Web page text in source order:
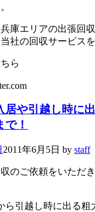
庫エリアの出張回収
社の回収サービス
ら
居や引越し時に
！
2011年6月5日 by staff
のご依頼をいただ
ら引越し時に出る粗